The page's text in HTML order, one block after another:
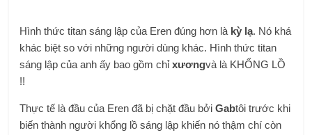
Hình thức titan sáng lập của Eren đúng hơn là kỳ lạ. Nó khá
khác biệt so với những người dùng khác. Hình thức titan
sáng lập của anh ấy bao gồm chỉxươngvà là KHỔNG LỒ
!!
Thực tế là đầu của Eren đã bị chặt đầu bởiGabtôi trước khi
biến thành người khổng lồ sáng lập khiến nó thậm chí còn